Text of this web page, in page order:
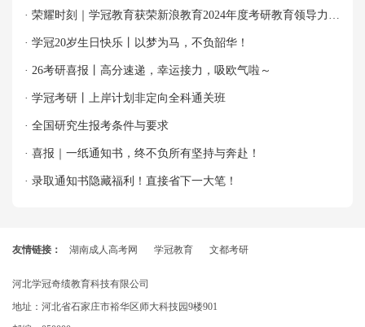
优秀案例”殊荣！
· 荣耀时刻｜学冠教育获荣新浪教育2024年度考研教育领导力品
牌！
· 学冠20岁生日快乐丨以梦为马，不负韶华！
· 26考研喜报丨高分速递，幸运接力，吸欧气啦～
· 学冠考研丨上岸计划非定向全科通关班
· 全国研究生报考条件与要求
· 喜报｜一纸通知书，终不负所有坚持与奔赴！
· 录取通知书隐藏福利！直接省下一大笔！
友情链接： 湖南成人高考网 学冠教育 文都考研
河北学冠奇绩教育科技有限公司
地址：河北省石家庄市裕华区师大科技园9楼901